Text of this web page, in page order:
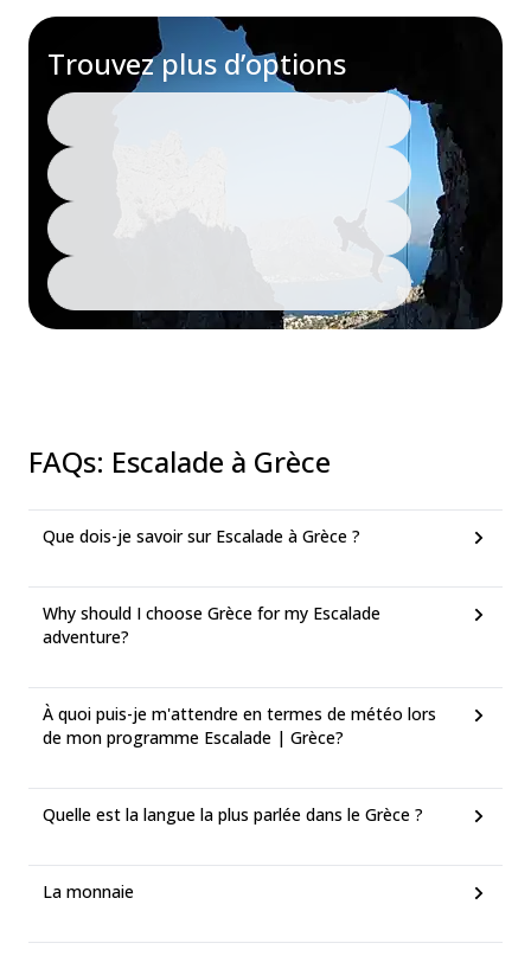
Trouvez plus d’options
FAQs: Escalade à Grèce
Que dois-je savoir sur Escalade à Grèce ?
Why should I choose Grèce for my Escalade
adventure?
À quoi puis-je m'attendre en termes de météo lors
de mon programme Escalade | Grèce?
Quelle est la langue la plus parlée dans le Grèce ?
La monnaie